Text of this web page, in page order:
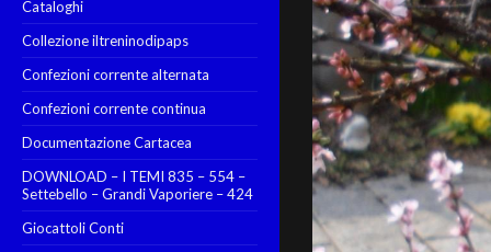
Cataloghi
Collezione iltreninodipaps
Confezioni corrente alternata
Confezioni corrente continua
Documentazione Cartacea
DOWNLOAD – I TEMI 835 – 554 –
Settebello – Grandi Vaporiere – 424
Giocattoli Conti